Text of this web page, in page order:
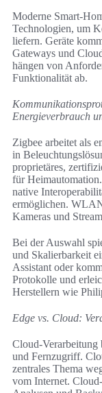
Moderne Smart-
Technologien, um
liefern. Geräte
Gateways und
hängen von
Funktionalität ab.
Energieverbrauch
Zigbee arbeitet als
in
proprietäres,
für
native
ermöglichen.
Kameras und
Bei der Auswahl
und Skalierbarkeit
Assistant oder
Protokolle und
Herstellern wie
Edge vs. Cloud:
Cloud-Verarbeitung
und Fernzugriff.
zentrales Thema
vom Internet.